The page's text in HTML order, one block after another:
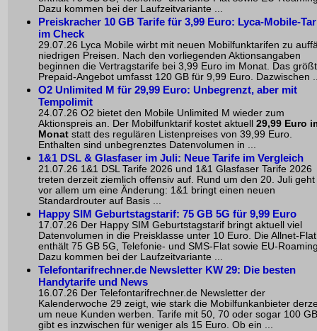
Dazu kommen bei der Laufzeitvariante ...
Preiskracher 10 GB Tarife für 3,99 Euro: Lyca-Mobile-
im Check
29.07.26 Lyca Mobile wirbt mit neuen Mobilfunktarifen zu
niedrigen Preisen. Nach den vorliegenden Aktionsangaben
beginnen die Vertragstarife bei 3,99 Euro im Monat. Das
Prepaid-Angebot umfasst 120 GB für 9,99 Euro. Dazwischen
O2 Unlimited M für 29,99 Euro: Unbegrenzt, aber mit
Tempolimit
24.07.26 O2 bietet den Mobile Unlimited M wieder zum
Aktionspreis an. Der Mobilfunktarif kostet aktuell 29,99 Euro
Monat statt des regulären Listenpreises von 39,99 Euro.
Enthalten sind unbegrenztes Datenvolumen in ...
1&1 DSL & Glasfaser im Juli: Neue Tarife im Vergleich
21.07.26 1&1 DSL Tarife 2026 und 1&1 Glasfaser Tarife 2026
treten derzeit ziemlich offensiv auf. Rund um den 20. Juli geht
vor allem um eine Änderung: 1&1 bringt einen neuen
Standardrouter auf Basis ...
Happy SIM Geburtstagstarif: 75 GB 5G für 9,99 Euro
17.07.26 Der Happy SIM Geburtstagstarif bringt aktuell viel
Datenvolumen in die Preisklasse unter 10 Euro. Die Allnet-Flat
enthält 75 GB 5G, Telefonie- und SMS-Flat sowie EU-
Dazu kommen bei der Laufzeitvariante ...
Telefontarifrechner.de Newsletter KW 29: Die besten
Handytarife und News
16.07.26 Der Telefontarifrechner.de Newsletter der
Kalenderwoche 29 zeigt, wie stark die Mobilfunkanbieter
um neue Kunden werben. Tarife mit 50, 70 oder sogar 100 GB
gibt es inzwischen für weniger als 15 Euro. Ob ein ...